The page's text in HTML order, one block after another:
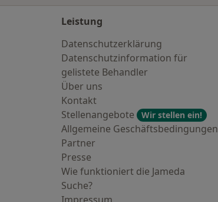
Leistung
Datenschutzerklärung
Datenschutzinformation für
gelistete Behandler
Über uns
Kontakt
Stellenangebote
Wir stellen ein!
Allgemeine Geschäftsbedingungen
Partner
Presse
Wie funktioniert die Jameda
Suche?